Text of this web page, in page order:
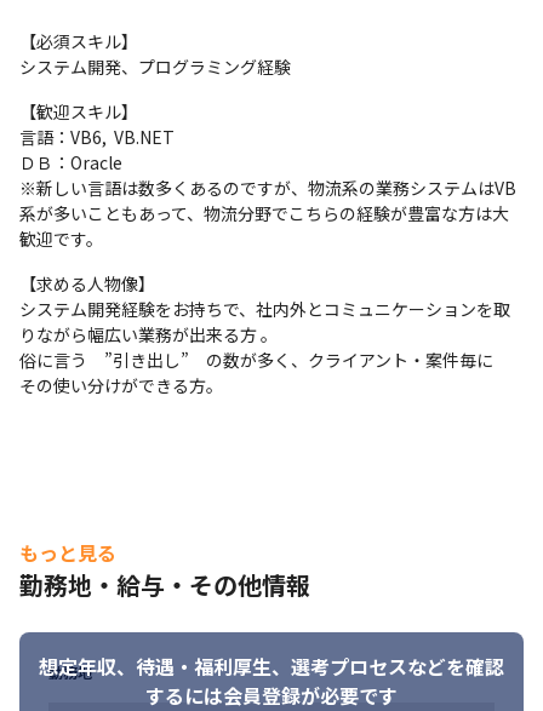
【必須スキル】
システム開発、プログラミング経験
【歓迎スキル】
言語：VB6,  VB.NET
ＤＢ：Oracle
※新しい言語は数多くあるのですが、物流系の業務システムはVB
系が多いこともあって、物流分野でこちらの経験が豊富な方は大
歓迎です。
【求める人物像】
システム開発経験をお持ちで、社内外とコミュニケーションを取
りながら幅広い業務が出来る方 。
俗に言う　”引き出し”　の数が多く、クライアント・案件毎に
その使い分けができる方。
もっと見る
勤務地・給与・その他情報
想定年収、待遇・福利厚生、 選考プロセスなどを確認
するには会員登録が必要です
勤務地